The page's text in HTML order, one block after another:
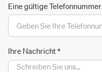
Eine gültige Telefonnummer
Ihre Nachricht*